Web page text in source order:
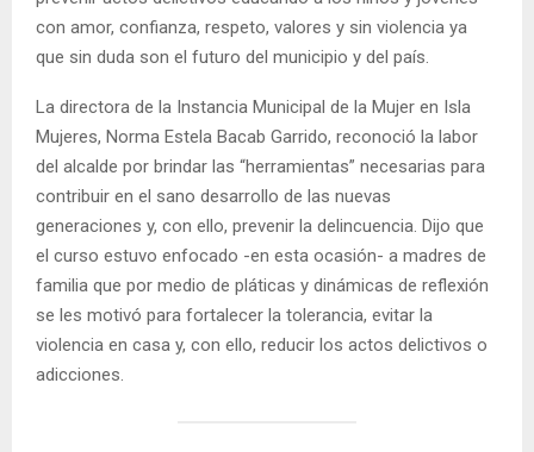
con amor, confianza, respeto, valores y sin violencia ya
que sin duda son el futuro del municipio y del país.
La directora de la Instancia Municipal de la Mujer en Isla
Mujeres, Norma Estela Bacab Garrido, reconoció la labor
del alcalde por brindar las “herramientas” necesarias para
contribuir en el sano desarrollo de las nuevas
generaciones y, con ello, prevenir la delincuencia. Dijo que
el curso estuvo enfocado -en esta ocasión- a madres de
familia que por medio de pláticas y dinámicas de reflexión
se les motivó para fortalecer la tolerancia, evitar la
violencia en casa y, con ello, reducir los actos delictivos o
adicciones.